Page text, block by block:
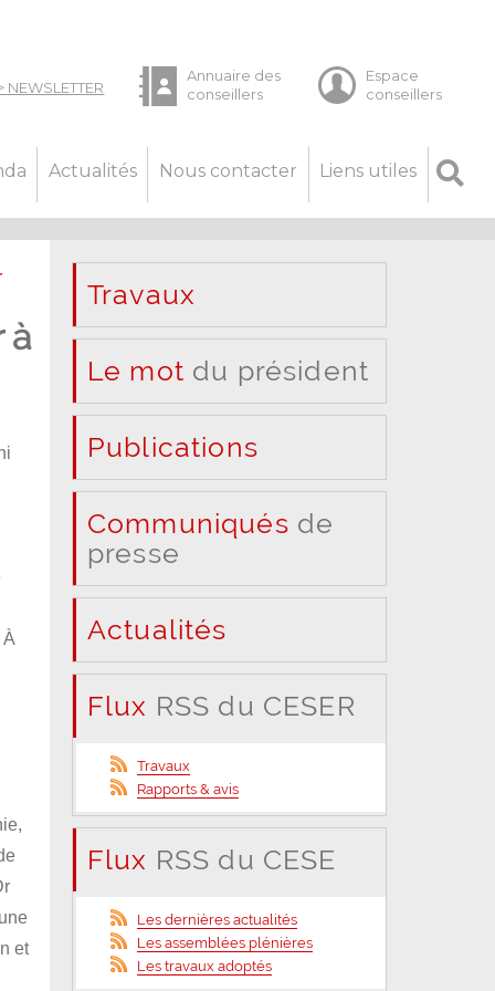
Actualités Nous contacter Liens utiles
à
et
Travaux
Le mot du président
Publications
Communiqués de
presse
Actualités
Flux RSS du CESER
Travaux
Rapports & avis
Flux RSS du CESE
Les dernières actualités
Les assemblées plénières
Les travaux adoptés